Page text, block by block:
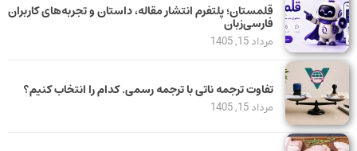
قلمستان؛ پلتفرم انتشار مقاله، داستان و تجربه‌های کاربران
فارسی‌زبان
مرداد 15, 1405
تفاوت ترجمه ناتی با ترجمه رسمی. کدام را انتخاب کنیم؟
مرداد 15, 1405